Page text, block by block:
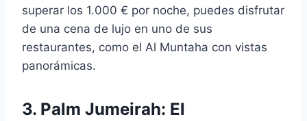
superar los 1.000 € por noche, puedes disfrutar
de una cena de lujo en uno de sus
restaurantes, como el Al Muntaha con vistas
panorámicas.
3. Palm Jumeirah: El